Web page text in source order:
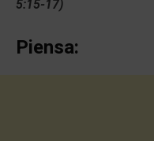
5:15-17)
Piensa: